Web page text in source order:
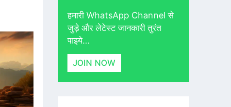
हमारी WhatsApp Channel से
जुड़े और लेटेस्ट जानकारी तुरंत
पाइये...
JOIN NOW